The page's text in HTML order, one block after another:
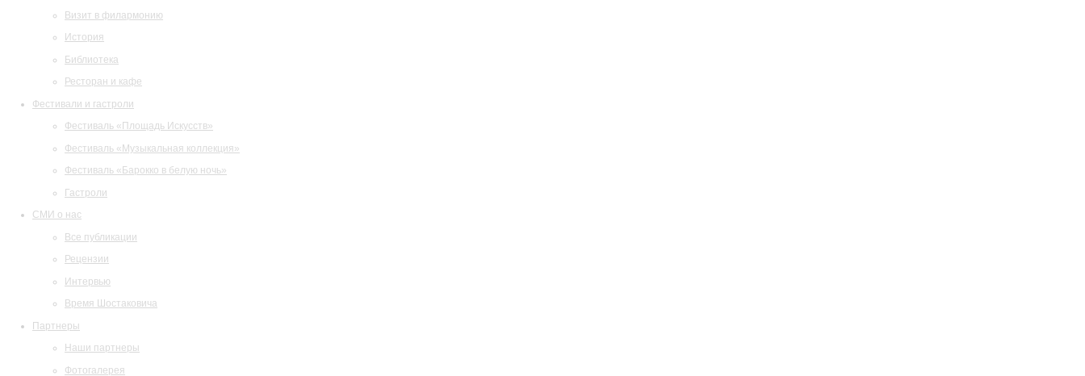
Визит в филармонию
История
Библиотека
Ресторан и кафе
Фестивали и гастроли
Фестиваль «Площадь Искусств»
Фестиваль «Музыкальная коллекция»
Фестиваль «Барокко в белую ночь»
Гастроли
СМИ о нас
Все публикации
Рецензии
Интервью
Время Шостаковича
Партнеры
Наши партнеры
Фотогалерея